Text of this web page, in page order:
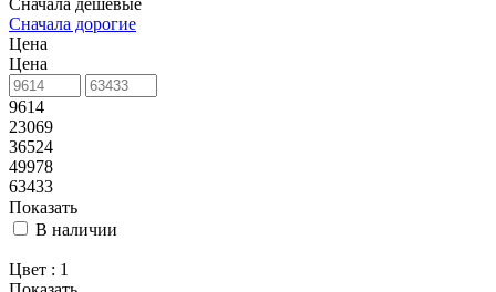
Сначала дешевые
Сначала дорогие
Цена
Цена
9614
23069
36524
49978
63433
Показать
В наличии
Цвет : 1